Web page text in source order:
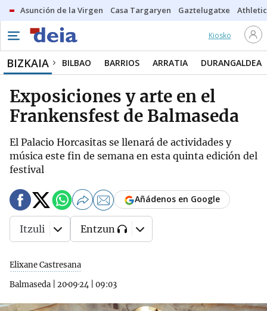
Asunción de la Virgen Casa Targaryen Gaztelugatxe Athletic
Kiosko
BIZKAIA BILBAO BARRIOS ARRATIA DURANGALDEA
Exposiciones y arte en el
Frankensfest de Balmaseda
El Palacio Horcasitas se llenará de actividades y
música este fin de semana en esta quinta edición del
festival
Elixane Castresana
Balmaseda
20·09·24 09:03
Añádenos en Google
Itzuli Entzun